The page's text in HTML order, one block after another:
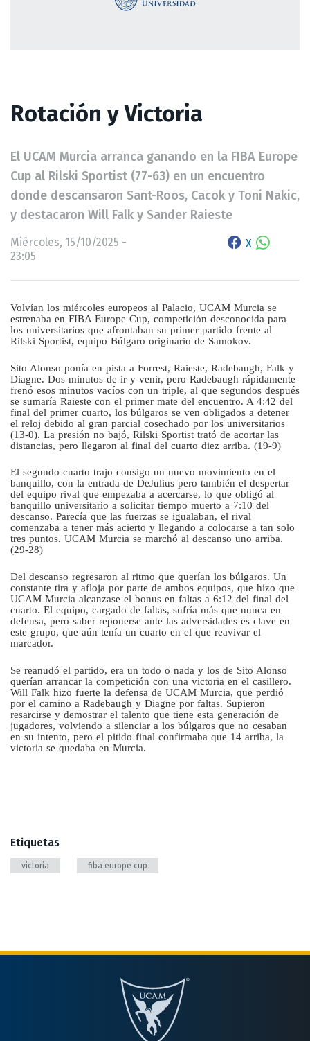
Rotación y Victoria
El UCAM Murcia arranca ganando en la FIBA Europe
Cup al Rilski Sportist (77-63) en un encuentro
donde descansaron Sant-Roos, Cacok y Toni Nakic,
y destacaron Will Falk y Sander Raieste
Miércoles, 15/10/2025 -
23:05
X
Volvían los miércoles europeos al Palacio, UCAM Murcia se
estrenaba en FIBA Europe Cup, competición desconocida para
los universitarios que afrontaban su primer partido frente al
Rilski Sportist, equipo Búlgaro originario de Samokov.
Sito Alonso ponía en pista a Forrest, Raieste, Radebaugh, Falk y
Diagne. Dos minutos de ir y venir, pero Radebaugh rápidamente
frenó esos minutos vacíos con un triple, al que segundos después
se sumaría Raieste con el primer mate del encuentro. A 4:42 del
final del primer cuarto, los búlgaros se ven obligados a detener
el reloj debido al gran parcial cosechado por los universitarios
(13-0). La presión no bajó, Rilski Sportist trató de acortar las
distancias, pero llegaron al final del cuarto diez arriba. (19-9)
El segundo cuarto trajo consigo un nuevo movimiento en el
banquillo, con la entrada de DeJulius pero también el despertar
del equipo rival que empezaba a acercarse, lo que obligó al
banquillo universitario a solicitar tiempo muerto a 7:10 del
descanso. Parecía que las fuerzas se igualaban, el rival
comenzaba a tener más acierto y llegando a colocarse a tan solo
tres puntos. UCAM Murcia se marchó al descanso uno arriba.
(29-28)
Del descanso regresaron al ritmo que querían los búlgaros. Un
constante tira y afloja por parte de ambos equipos, que hizo que
UCAM Murcia alcanzase el bonus en faltas a 6:12 del final del
cuarto. El equipo, cargado de faltas, sufría más que nunca en
defensa, pero saber reponerse ante las adversidades es clave en
este grupo, que aún tenía un cuarto en el que reavivar el
marcador.
Se reanudó el partido, era un todo o nada y los de Sito Alonso
querían arrancar la competición con una victoria en el casillero.
Will Falk hizo fuerte la defensa de UCAM Murcia, que perdió
por el camino a Radebaugh y Diagne por faltas. Supieron
resarcirse y demostrar el talento que tiene esta generación de
jugadores, volviendo a silenciar a los búlgaros que no cesaban
en su intento, pero el pitido final confirmaba que 14 arriba, la
victoria se quedaba en Murcia.
Etiquetas
victoria fiba europe cup